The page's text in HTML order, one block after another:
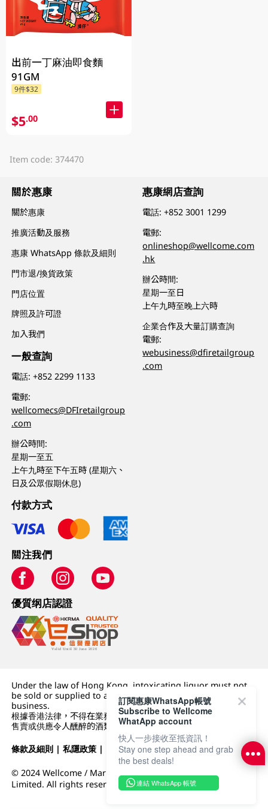
出前一丁麻油即食麵
91GM
9件$32
$5.00
Item code: 374470
關於惠康
關於惠康
推廣活動及服務
惠康 WhatsApp 條款及細則
門市退/換貨政策
門店位置
牌照及許可證
加入我們
一般查詢
電話:+852 2299 1133
電郵:
wellcomecs@DFIretailgroup
.com
辦公時間:
星期一至五
上午九時至下午五時 (星期六、
日及公眾假期休息)
惠康網店查詢
電話:+852 3001 1299
電郵:
onlineshop@wellcome.com
.hk
辦公時間:
星期一至日
上午九時至晚上六時
企業合作及大量訂購查詢
電郵:
webusiness@dfiretailgroup
.com
付款方式
關注我們
優質纲店認證
Under the law of Hong Kong, intoxicating liquor must not
be sold or supplied to a minor (under 18) in the course of
business.
根據香港法律，不得在業務過程中，向未成年人 (18 歲以下人士)
售賣或供應令人醺醉的酒類。
條款及細則 |私隱政策 | DFI零售集團
© 2024 Wellcome / Market Place. The Dairy Farm Company
Limited. All rights reserved.
訂閱惠康WhatsApp帳號
Subscribe to Wellcome
WhatApp account
快人一步接收至抵資訊！
Stay one step ahead and grab
the best deals!
連結 WhatsApp 帳號